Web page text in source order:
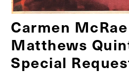
Carmen
Matthews
Special